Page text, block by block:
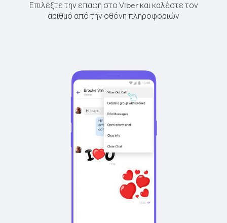
Επιλέξτε την επαφή στο Viber και καλέστε τον
αριθμό από την οθόνη πληροφοριών